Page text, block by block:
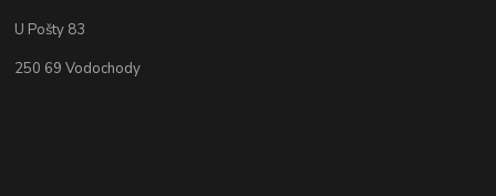
U Pošty 83
250 69 Vodochody